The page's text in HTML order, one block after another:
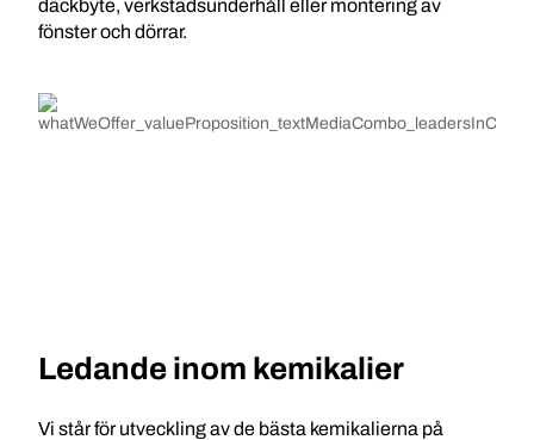
däckbyte, verkstadsunderhåll eller montering av
fönster och dörrar.
Ledande inom kemikalier
Vi står för utveckling av de bästa kemikalierna på